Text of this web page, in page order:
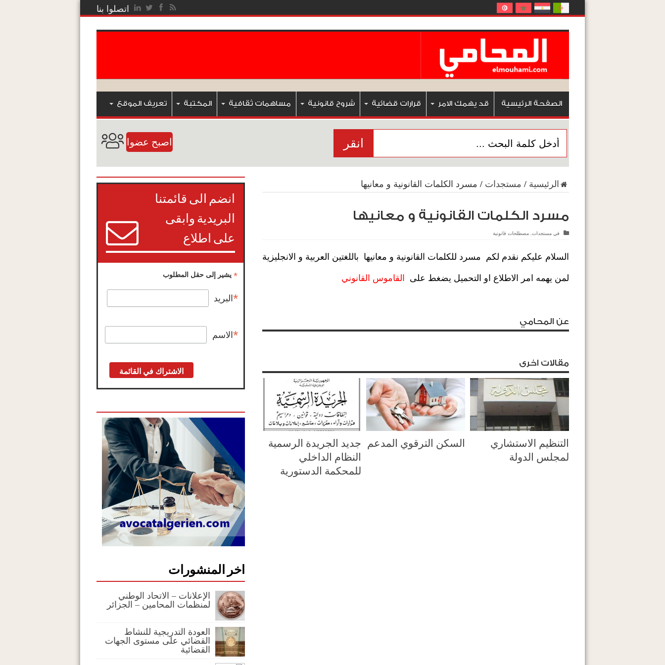
اتصلوا بنا
الصفحة الرئيسية قد يهمك الامر قرارات قضائية شروح قانونية مساهمات ثقافية المكتبة تعريف الموقع
انقر اصبح عضوا
الرئيسية / مستجدات / مسرد الكلمات القانونية و معانيها
مسرد الكلمات القانونية و معانيها
فيمستجدات,مصطلحات قانونية
السلام عليكم نقدم لكم مسرد للكلمات القانونية و معانيها باللغتين العربية و الانجليزية
لمن يهمه امر الاطلاع او التحميل يضغط على القاموس القانوني
عن المحامي
مقالات اخرى
التنظيم الاستشاري
لمجلس الدولة
السكن الترقوي المدعم جديد الجريدة الرسمية
النظام الداخلي
للمحكمة الدستورية
انضم الى قائمتنا
البريدية وابقى
على اطلاع
*يشير إلى حقل المطلوب
* البريد
*الاسم
اخر المنشورات
الإعلانات – الاتحاد الوطني
لمنظمات المحامين – الجزائر
العودة التدريجية للنشاط
القضائي على مستوى الجهات
القضائية